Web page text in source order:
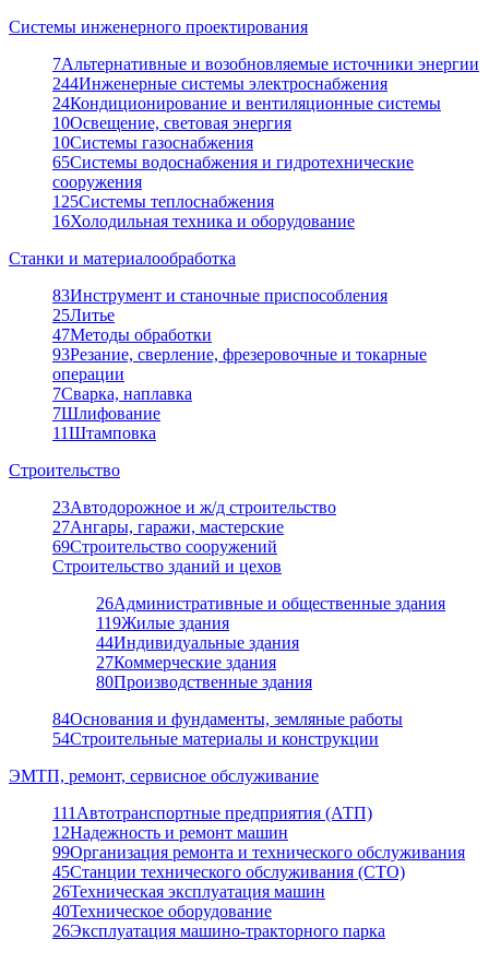
Системы инженерного проектирования
7Альтернативные и возобновляемые источники энергии
244Инженерные системы электроснабжения
24Кондиционирование и вентиляционные системы
10Освещение, световая энергия
10Системы газоснабжения
65Системы водоснабжения и гидротехнические
сооружения
125Системы теплоснабжения
16Холодильная техника и оборудование
Станки и материалообработка
83Инструмент и станочные приспособления
25Литье
47Методы обработки
93Резание, сверление, фрезеровочные и токарные
операции
7Сварка, наплавка
7Шлифование
11Штамповка
Строительство
23Автодорожное и ж/д строительство
27Ангары, гаражи, мастерские
69Строительство сооружений
Строительство зданий и цехов
26Административные и общественные здания
119Жилые здания
44Индивидуальные здания
27Коммерческие здания
80Производственные здания
84Основания и фундаменты, земляные работы
54Строительные материалы и конструкции
ЭМТП, ремонт, сервисное обслуживание
111 Автотранспортные предприятия (АТП)
12Надежность и ремонт машин
99Организация ремонта и технического обслуживания
45Станции технического обслуживания (СТО)
26Техническая эксплуатация машин
40Техническое оборудование
26Эксплуатация машино-тракторного парка